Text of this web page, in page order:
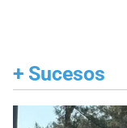
+ Sucesos